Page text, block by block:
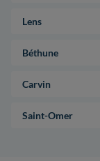
Lens
Béthune
Carvin
Saint-Omer